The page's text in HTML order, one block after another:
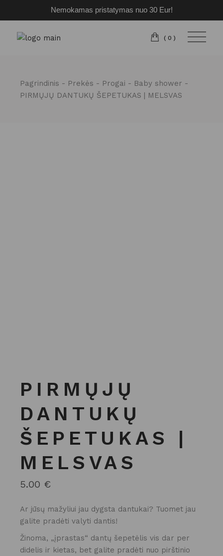
Nemokamas pristatymas nuo 30 Eur!
Pereiti
turinio
(0)
Pagrindinis Prekės Progai
Baby shower
PIRMŲJŲ DANTUKŲ ŠEPETUKAS | MELSVAS
PIRMŲJŲ
DANTUKŲ
ŠEPETUKAS |
MELSVAS
5.00 €
Ar jūsų mažyliui jau dygsta dantukai? Tuomet jau
galite pradėti valyti dantis!
Žinoma, „įprastas“ dantų šepetėlis vis dar per
didelis ir kietas, bet galite pradėti nuo pirštinio